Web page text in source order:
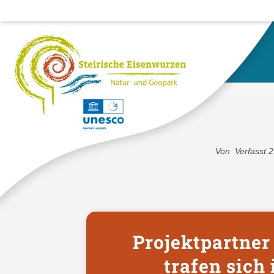
HOME
PROJEKTPARTNER AUS DEM
Von Verfasst
Projektpartner
trafen sich